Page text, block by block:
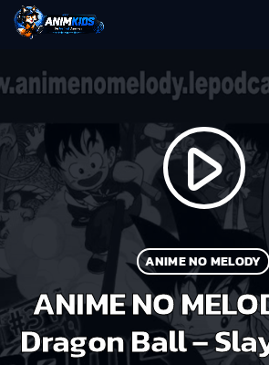
play_arrow
ANIME NO MELODY
ANIME NO
Dragon Ball –